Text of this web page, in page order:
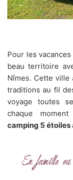
Pour les
beau territoire
Nîmes. Cette
traditions au fil
voyage toutes
chaque
camping 5 étoiles
En famille